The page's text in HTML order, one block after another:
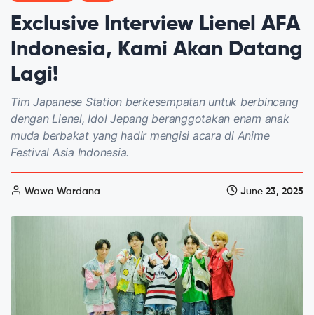
Exclusive Interview Lienel AFA
Indonesia, Kami Akan Datang
Lagi!
Tim Japanese Station berkesempatan untuk berbincang
dengan Lienel, Idol Jepang beranggotakan enam anak
muda berbakat yang hadir mengisi acara di Anime
Festival Asia Indonesia.
Wawa Wardana June 23, 2025